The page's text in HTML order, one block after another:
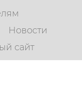
Новости
сайт